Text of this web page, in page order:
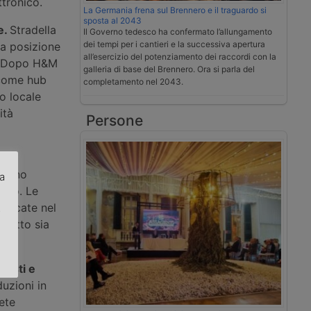
Stradella
posizione
H&M
hub
locale
Le
nel
sia
e
in
La Germania frena sul Brennero e il traguardo si
sposta al 2043
Il Governo tedesco ha confermato l’allungamento
dei tempi per i cantieri e la successiva apertura
all’esercizio del potenziamento dei raccordi con la
galleria di base del Brennero. Ora si parla del
completamento nel 2043.
Persone